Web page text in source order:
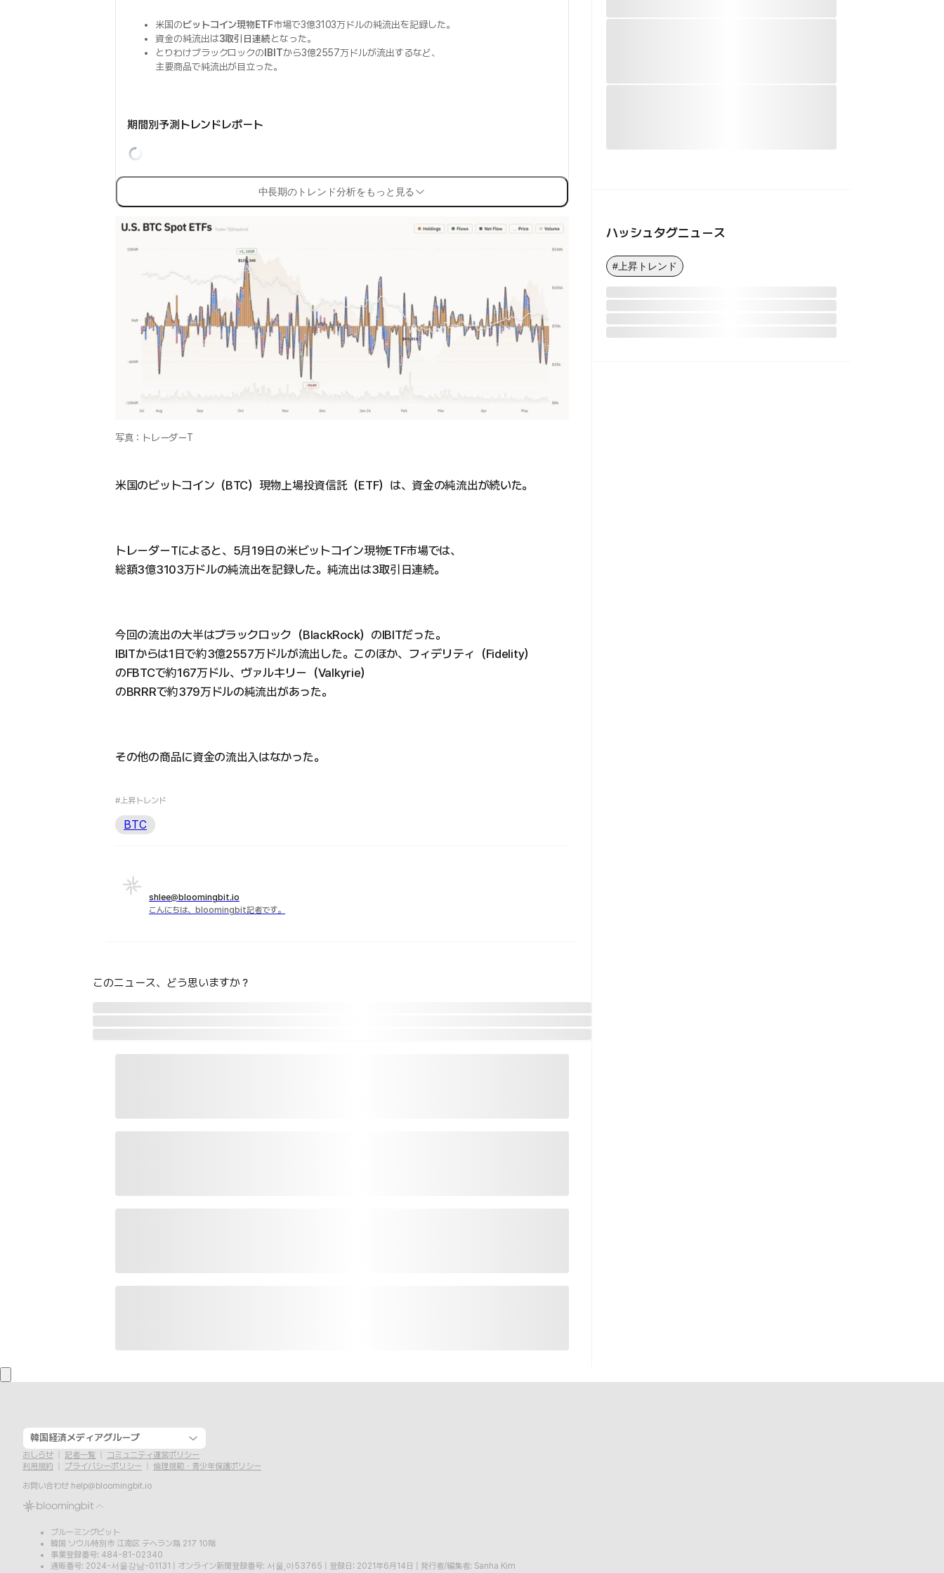
米国のビットコイン現物ETF市場で3億3103万ドルの純流出を記録した。
資金の純流出は3取引日連続となった。
とりわけブラックロックの IBITから3億2557万ドルが流出するなど、
主要商品で純流出が目立った。
期間別予測トレンドレポート
中長期のトレンド分析をもっと見る
写真：トレーダーT
米国のビットコイン（BTC）現物上場投資信託（ETF）は、資金の純流出が続いた。
トレーダーTによると、5月19日の米ビットコイン現物ETF市場では、
総額3億3103万ドルの純流出を記録した。純流出は3取引日連続。
今回の流出の大半はブラックロック（BlackRock）のIBITだった。
IBITからは1日で約3億2557万ドルが流出した。このほか、フィデリティ（Fidelity）
のFBTCで約167万ドル、ヴァルキリー（Valkyrie）
のBRRRで約379万ドルの純流出があった。
その他の商品に資金の流出入はなかった。
#上昇トレンド
BTC
shlee@bloomingbit.io
こんにちは、bloomingbit記者です。
このニュース、どう思いますか？
ハッシュタグニュース
#上昇トレンド
韓国経済メディアグループ
おしらせ 記者一覧
コミュニティ運営ポリシー
利用規約
プライバシーポリシー
倫理規範・青少年保護ポリシー
お問い合わせ help@bloomingbit.io
ブルーミングビット
韓国 ソウル特別市 江南区 テヘラン路 217 10階
事業登録番号: 484-81-02340
通販番号: 2024-서울강남-01131
オンライン新聞登録番号: 서울,아53765 登録日: 2021年6月14日
発行者/編集者: Sanha Kim